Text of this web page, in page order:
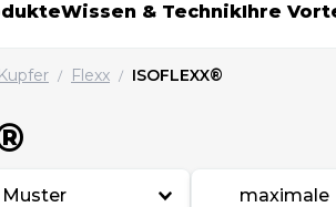
Wissen & TechnikIhre
Kupfer / Flexx / ISOFLEXX®
Muster
maximale